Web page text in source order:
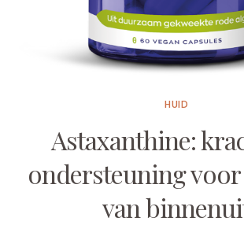
HUID
Astaxanthine:
ondersteuning
van